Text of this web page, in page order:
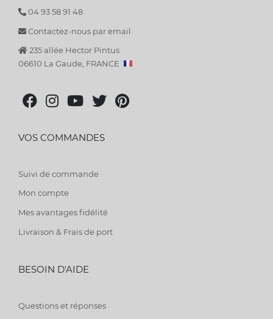
04 93 58 91 48
Contactez-nous par email
235 allée Hector Pintus
06610 La Gaude, FRANCE
VOS COMMANDES
Suivi de commande
Mon compte
Mes avantages fidélité
Livraison & Frais de port
BESOIN D'AIDE
Questions et réponses